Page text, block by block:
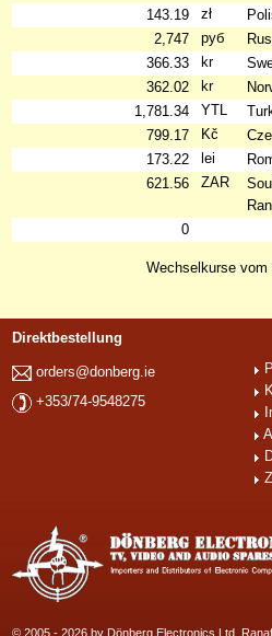
143.19
zł
2,747
руб
366.33
kr
362.02
kr
1,781.34
YTL
799.17
Kč
173.22
lei
621.56
ZAR
0
Wechselkurse vom
Direktbestellung
orders@donberg.ie
+353/74-9548275
© 2005 - 2026 by Dönberg Electronics Ltd.